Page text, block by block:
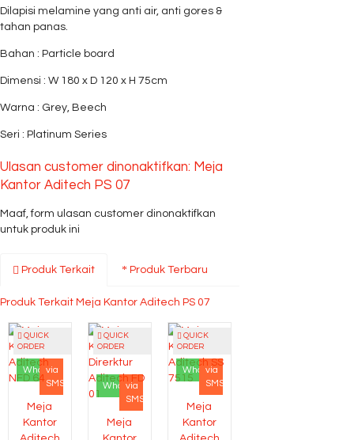
Dilapisi melamine yang anti air, anti gores &
tahan panas.
Bahan : Particle board
Dimensi : W 180 x D 120 x H 75cm
Warna : Grey, Beech
Seri : Platinum Series
Ulasan customer dinonaktifkan: Meja
Kantor Aditech PS 07
Maaf, form ulasan customer dinonaktifkan
untuk produk ini
Produk Terkait Produk Terbaru
Produk Terkait Meja Kantor Aditech PS 07
QUICK
ORDER
Whatsapp
via
SMS
Meja
Kantor
QUICK
ORDER
Whatsapp
via
SMS
Meja
QUICK
ORDER
Whatsapp
via
SMS
Meja
Kantor